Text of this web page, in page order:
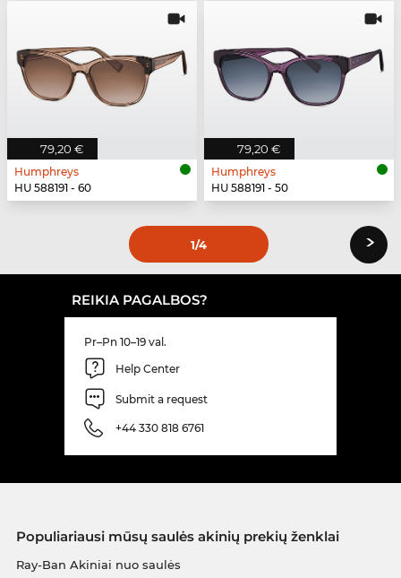
79,20 €
Humphreys
HU 588191 - 60
79,20 €
Humphreys
HU 588191 - 50
1/4 ›
REIKIA PAGALBOS?
Pr–Pn 10–19 val.
Help Center
Submit a request
+44 330 818 6761
Populiariausi mūsų saulės akinių prekių ženklai
Ray-Ban Akiniai nuo saulės